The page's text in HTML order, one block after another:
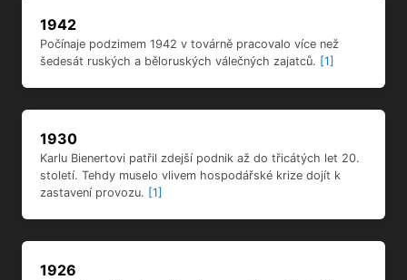
1942
Počínaje podzimem 1942 v továrně pracovalo více než
šedesát ruských a běloruských válečných zajatců. [1]
1930
Karlu Bienertovi patřil zdejší podnik až do třicátých let 20.
století. Tehdy muselo vlivem hospodářské krize dojít k
zastavení provozu. [1]
1926